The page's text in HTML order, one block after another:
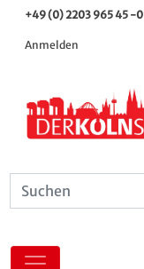
+49 (0) 2203 965 45 -0
Anmelden